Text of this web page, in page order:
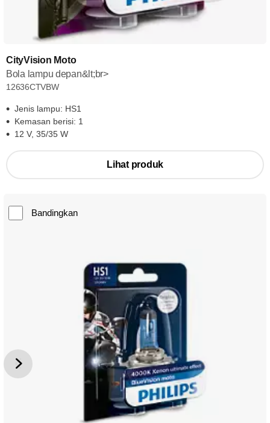
CityVision Moto
Bola lampu depan&lt;br>
12636CTVBW
Jenis lampu: HS1
Kemasan berisi: 1
12 V, 35/35 W
Lihat produk
Bandingkan